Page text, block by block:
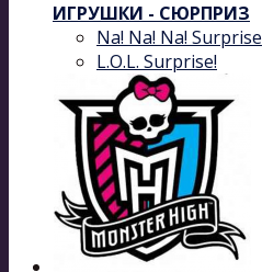
ИГРУШКИ - СЮРПРИЗ
Na! Na! Na! Surprise
L.O.L. Surprise!